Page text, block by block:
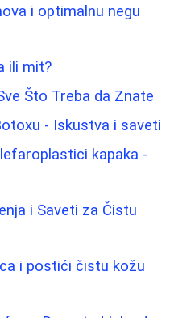
i optimalnu negu
ili mit?
Što Treba da Znate
- Iskustva i saveti
kapaka -
i Saveti za Čistu
i postići čistu kožu